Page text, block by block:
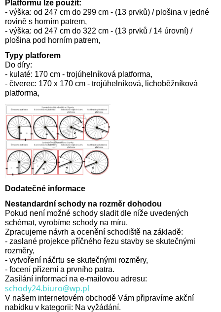
Platformu lze použít:
- výška: od 247 cm do 299 cm - (13 prvků) / plošina v jedné
rovině s horním patrem,
- výška: od 247 cm do 322 cm - (13 prvků / 14 úrovní) /
plošina pod horním patrem,
Typy platforem
Do díry:
- kulaté: 170 cm - trojúhelníková platforma,
- čtverec: 170 x 170 cm - trojúhelníková, lichoběžníková
platforma,
Dodatečné informace
Nestandardní schody na rozměr dohodou
Pokud není možné schody sladit dle níže uvedených
schémat, vyrobíme schody na míru.
Zpracujeme návrh a ocenění schodiště na základě:
- zaslané projekce příčného řezu stavby se skutečnými
rozměry,
- vytvoření náčrtu se skutečnými rozměry,
- focení přízemí a prvního patra.
Zasílání informací na e-mailovou adresu:
schody24.biuro@wp.pl
V našem internetovém obchodě Vám připravíme akční
nabídku v kategorii: Na vyžádání.